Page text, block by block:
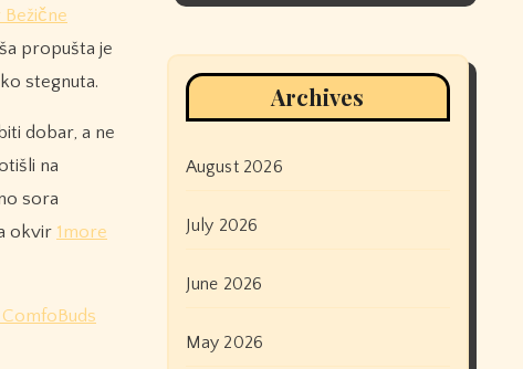
propušta je
stegnuta.
dobar, a ne
na
sora
okvir 1more
Archives
August 2026
July 2026
June 2026
May 2026